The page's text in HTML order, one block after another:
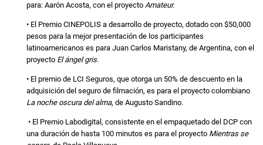
para: Aarón Acosta, con el proyecto Amateur.
• El Premio CINEPOLIS a desarrollo de proyecto, dotado con $50,000
pesos para la mejor presentación de los participantes
latinoamericanos es para Juan Carlos Maristany, de Argentina, con el
proyecto El ángel gris.
• El premio de LCI Seguros, que otorga un 50% de descuento en la
adquisición del seguro de filmación, es para el proyecto colombiano
La noche oscura del alma, de Augusto Sandino.
• El Premio Labodigital, consistente en el empaquetado del DCP con
una duración de hasta 100 minutos es para el proyecto Mientras se